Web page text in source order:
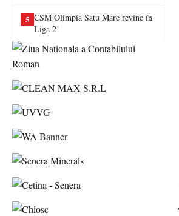
5 CSM Olimpia Satu Mare revine în
Liga 2!